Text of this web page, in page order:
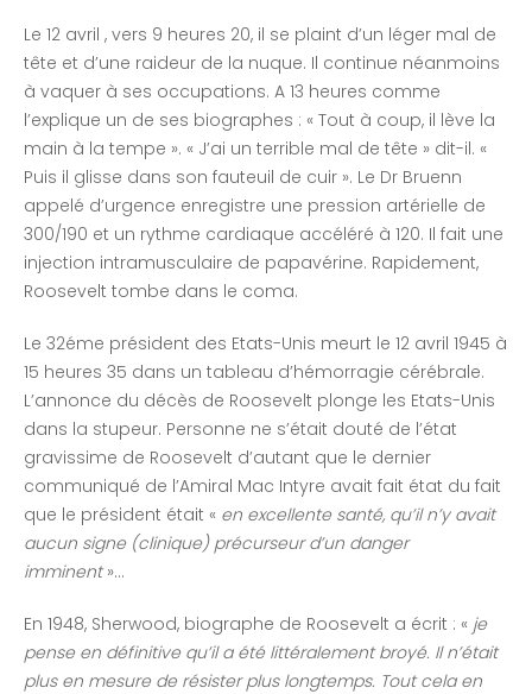
Le 12 avril , vers 9 heures 20, il se plaint d’un léger mal de
tête et d’une raideur de la nuque. Il continue néanmoins
à vaquer à ses occupations. A 13 heures comme
l’explique un de ses biographes : « Tout à coup, il lève la
main à la tempe ». « J’ai un terrible mal de tête » dit-il. «
Puis il glisse dans son fauteuil de cuir ». Le Dr Bruenn
appelé d’urgence enregistre une pression artérielle de
300/190 et un rythme cardiaque accéléré à 120. Il fait une
injection intramusculaire de papavérine. Rapidement,
Roosevelt tombe dans le coma.
Le 32éme président des Etats-Unis meurt le 12 avril 1945 à
15 heures 35 dans un tableau d’hémorragie cérébrale.
L’annonce du décès de Roosevelt plonge les Etats-Unis
dans la stupeur. Personne ne s’était douté de l’état
gravissime de Roosevelt d’autant que le dernier
communiqué de l’Amiral Mac Intyre avait fait état du fait
que le président était « en excellente santé, qu’il n’y avait
aucun signe (clinique) précurseur d’un danger
imminent»…
En 1948, Sherwood, biographe de Roosevelt a écrit : « je
pense en définitive qu’il a été littéralement broyé. Il n’était
plus en mesure de résister plus longtemps. Tout cela en